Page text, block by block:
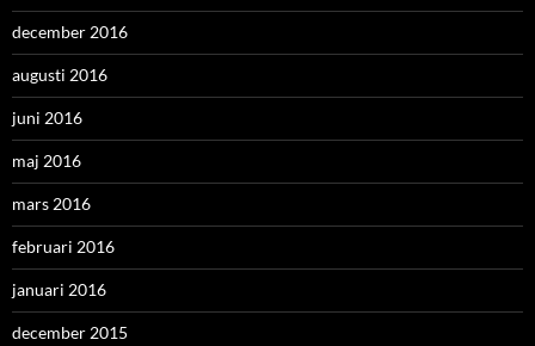
december 2016
augusti 2016
juni 2016
maj 2016
mars 2016
februari 2016
januari 2016
december 2015